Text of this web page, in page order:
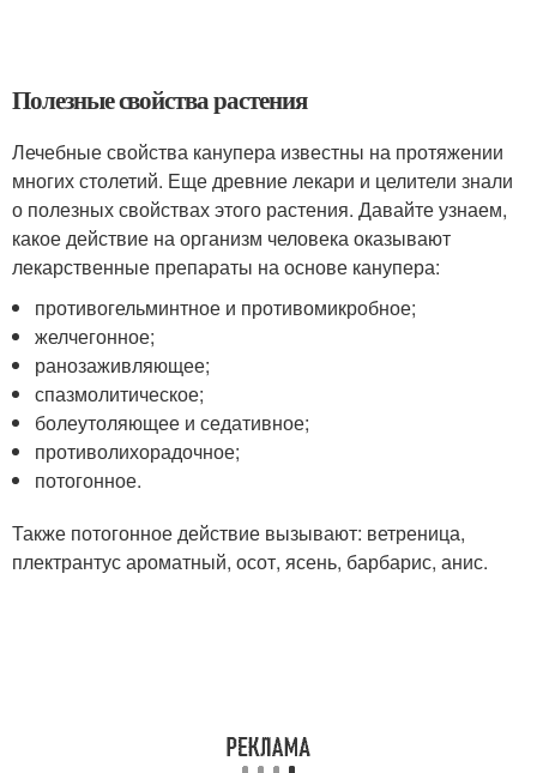
Полезные свойства растения
Лечебные свойства канупера известны на протяжении
многих столетий. Еще древние лекари и целители знали
о полезных свойствах этого растения. Давайте узнаем,
какое действие на организм человека оказывают
лекарственные препараты на основе канупера:
противогельминтное и противомикробное;
желчегонное;
ранозаживляющее;
спазмолитическое;
болеутоляющее и седативное;
противолихорадочное;
потогонное.
Также потогонное действие вызывают: ветреница,
плектрантус ароматный, осот, ясень, барбарис, анис.